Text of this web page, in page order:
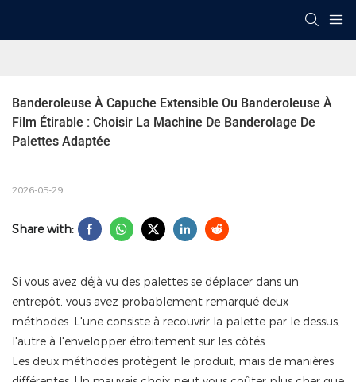
Banderoleuse À Capuche Extensible Ou Banderoleuse À
Film Étirable : Choisir La Machine De Banderolage De
Palettes Adaptée
2026-05-29
Share with:
Si vous avez déjà vu des palettes se déplacer dans un
entrepôt, vous avez probablement remarqué deux
méthodes. L'une consiste à recouvrir la palette par le dessus,
l'autre à l'envelopper étroitement sur les côtés.
Les deux méthodes protègent le produit, mais de manières